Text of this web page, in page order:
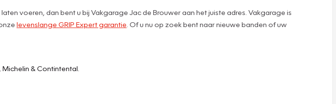
voeren, dan bent u bij Vakgarage Jac de Brouwer aan het juiste adres. Vakgarage is
levenslange GRIP Expert garantie . Of u nu op zoek bent naar nieuwe banden of uw
& Contintental.